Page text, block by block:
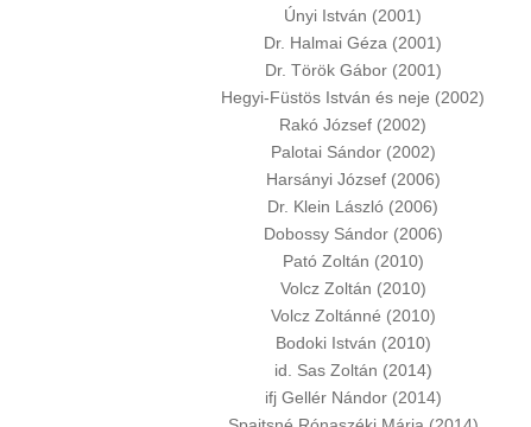
Únyi István (2001)
Dr. Halmai Géza (2001)
Dr. Török Gábor (2001)
Hegyi-Füstös István és neje (2002)
Rakó József (2002)
Palotai Sándor (2002)
Harsányi József (2006)
Dr. Klein László (2006)
Dobossy Sándor (2006)
Pató Zoltán (2010)
Volcz Zoltán (2010)
Volcz Zoltánné (2010)
Bodoki István (2010)
id. Sas Zoltán (2014)
ifj Gellér Nándor (2014)